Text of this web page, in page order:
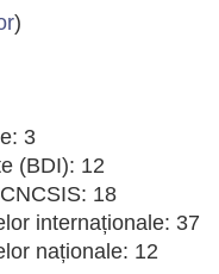
)
3
(BDI): 12
18
internaționale: 37
naționale: 12